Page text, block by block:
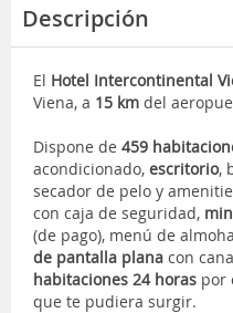
Descripción
El Hotel Intercontinental
Viena, a 15 km del
Dispone de 459
acondicionado, escritorio,
secador de pelo y
con caja de seguridad,
(de pago), menú de
de pantalla plana con
habitaciones 24 horas por
que te pudiera surgir.